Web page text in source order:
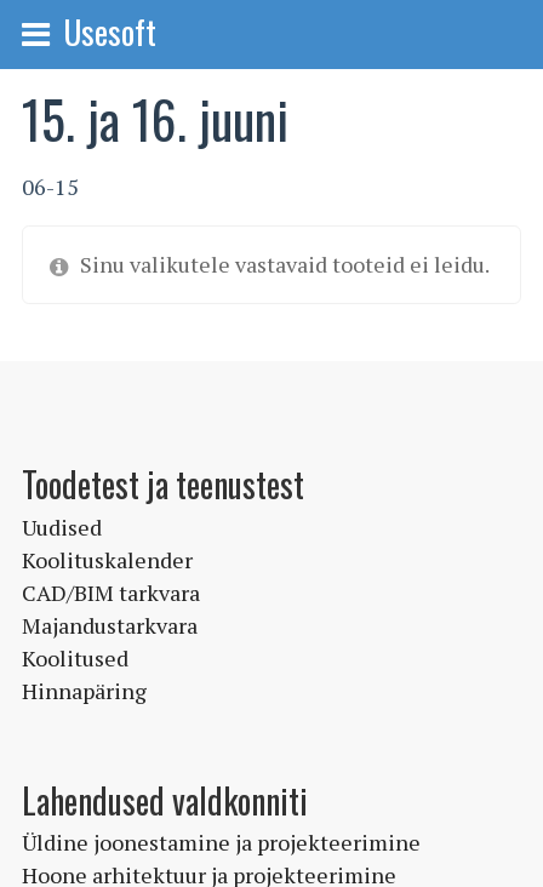
Usesoft
15. ja 16. juuni
06-15
Sinu valikutele vastavaid tooteid ei leidu.
Toodetest ja teenustest
Uudised
Koolituskalender
CAD/BIM tarkvara
Majandustarkvara
Koolitused
Hinnapäring
Lahendused valdkonniti
Üldine joonestamine ja projekteerimine
Hoone arhitektuur ja projekteerimine